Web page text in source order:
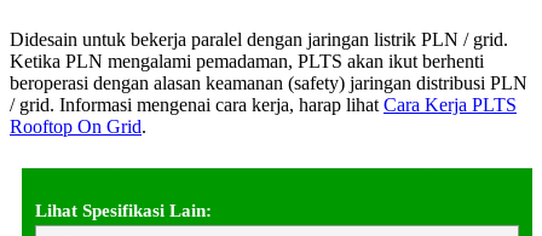
Didesain untuk bekerja paralel dengan jaringan listrik PLN / grid.
Ketika PLN mengalami pemadaman, PLTS akan ikut berhenti
beroperasi dengan alasan keamanan (safety) jaringan distribusi PLN
/ grid. Informasi mengenai cara kerja, harap lihat Cara Kerja PLTS
Rooftop On Grid.
Lihat Spesifikasi Lain: